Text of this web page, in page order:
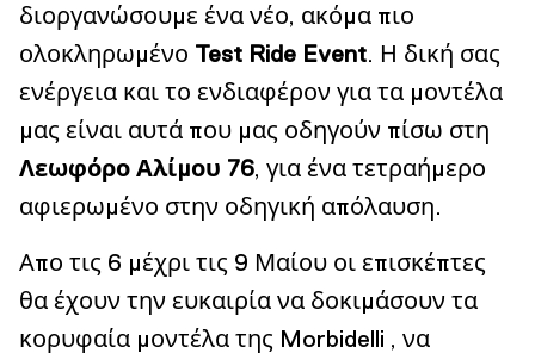
διοργανώσουμε ένα νέο, ακόμα πιο
ολοκληρωμένο Test Ride Event. Η δική σας
ενέργεια και το ενδιαφέρον για τα μοντέλα
μας είναι αυτά που μας οδηγούν πίσω στη
Λεωφόρο Αλίμου 76, για ένα τετραήμερο
αφιερωμένο στην οδηγική απόλαυση.
Απο τις 6 μέχρι τις 9 Μαίου οι επισκέπτες
θα έχουν την ευκαιρία να δοκιμάσουν τα
κορυφαία μοντέλα της Morbidelli , να